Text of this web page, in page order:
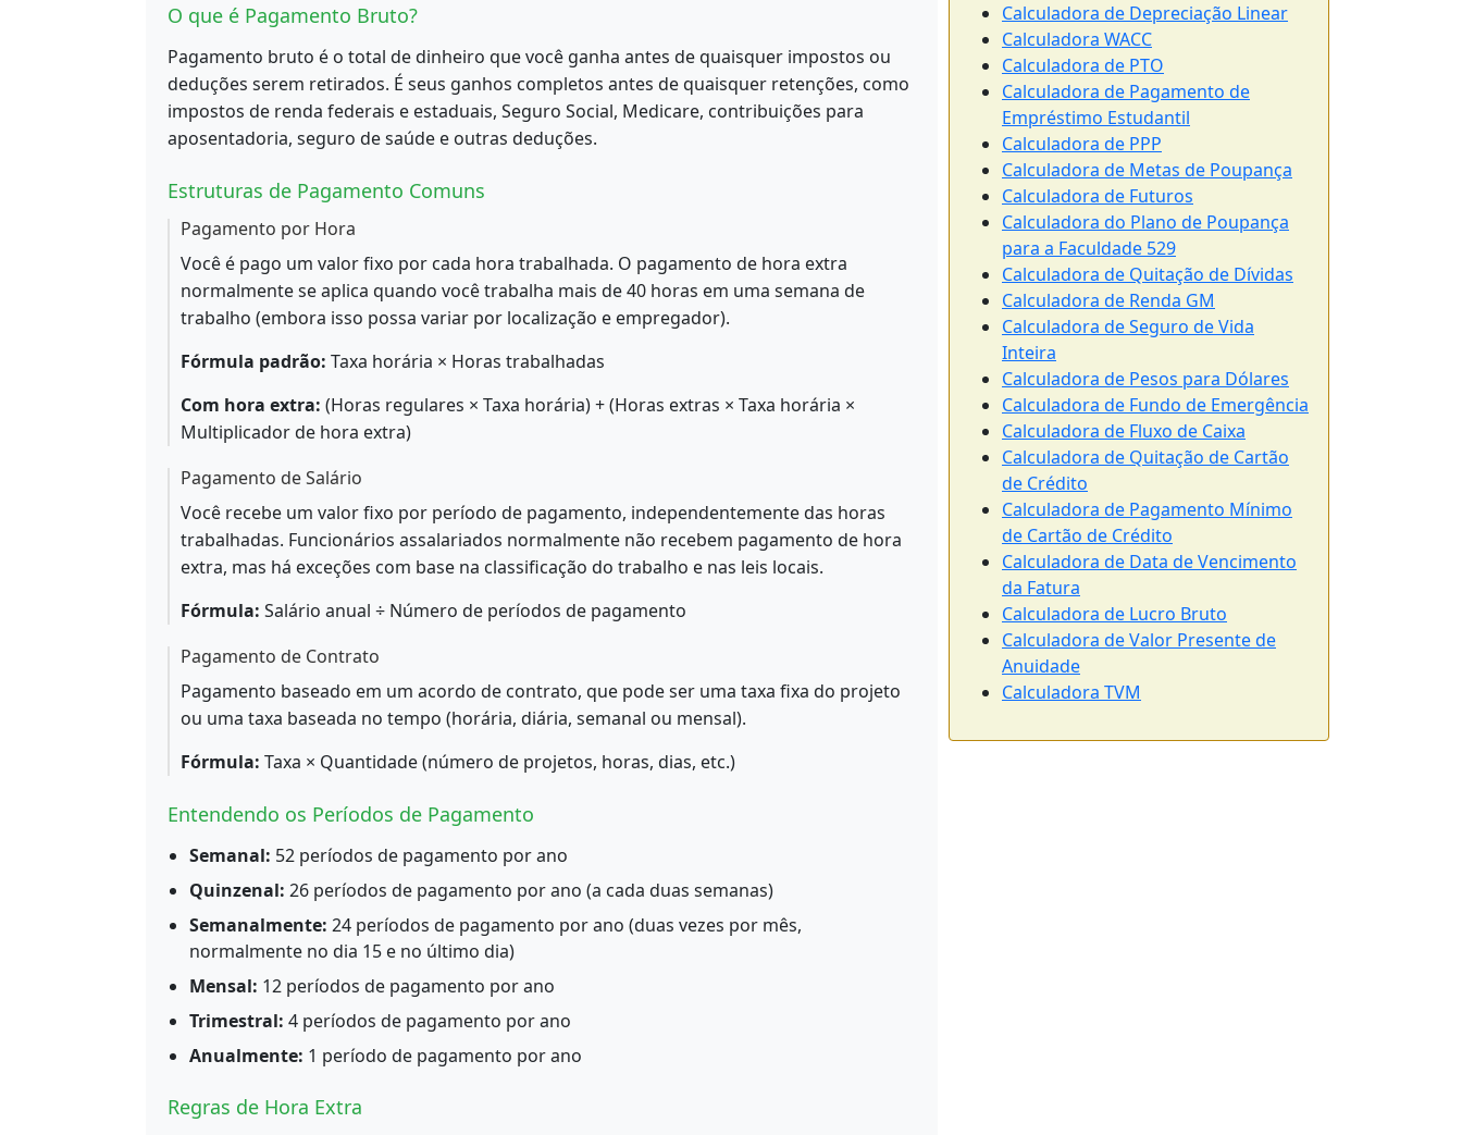
O que é Pagamento Bruto?
Pagamento bruto é o total de dinheiro que você ganha antes de quaisquer impostos ou
deduções serem retirados. É seus ganhos completos antes de quaisquer retenções, como
impostos de renda federais e estaduais, Seguro Social, Medicare, contribuições para
aposentadoria, seguro de saúde e outras deduções.
Estruturas de Pagamento Comuns
Pagamento por Hora
Você é pago um valor fixo por cada hora trabalhada. O pagamento de hora extra
normalmente se aplica quando você trabalha mais de 40 horas em uma semana de
trabalho (embora isso possa variar por localização e empregador).
Fórmula padrão: Taxa horária × Horas trabalhadas
Com hora extra: (Horas regulares × Taxa horária) + (Horas extras × Taxa horária ×
Multiplicador de hora extra)
Pagamento de Salário
Você recebe um valor fixo por período de pagamento, independentemente das horas
trabalhadas. Funcionários assalariados normalmente não recebem pagamento de hora
extra, mas há exceções com base na classificação do trabalho e nas leis locais.
Fórmula: Salário anual ÷ Número de períodos de pagamento
Pagamento de Contrato
Pagamento baseado em um acordo de contrato, que pode ser uma taxa fixa do projeto
ou uma taxa baseada no tempo (horária, diária, semanal ou mensal).
Fórmula: Taxa × Quantidade (número de projetos, horas, dias, etc.)
Entendendo os Períodos de Pagamento
Semanal: 52 períodos de pagamento por ano
Quinzenal: 26 períodos de pagamento por ano (a cada duas semanas)
Semanalmente: 24 períodos de pagamento por ano (duas vezes por mês,
normalmente no dia 15 e no último dia)
Mensal: 12 períodos de pagamento por ano
Trimestral: 4 períodos de pagamento por ano
Anualmente: 1 período de pagamento por ano
Regras de Hora Extra
Calculadora de Depreciação Linear
Calculadora WACC
Calculadora de PTO
Calculadora de Pagamento de
Empréstimo Estudantil
Calculadora de PPP
Calculadora de Metas de Poupança
Calculadora de Futuros
Calculadora do Plano de Poupança
para a Faculdade 529
Calculadora de Quitação de Dívidas
Calculadora de Renda GM
Calculadora de Seguro de Vida
Inteira
Calculadora de Pesos para Dólares
Calculadora de Fundo de Emergência
Calculadora de Fluxo de Caixa
Calculadora de Quitação de Cartão
de Crédito
Calculadora de Pagamento Mínimo
de Cartão de Crédito
Calculadora de Data de Vencimento
da Fatura
Calculadora de Lucro Bruto
Calculadora de Valor Presente de
Anuidade
Calculadora TVM